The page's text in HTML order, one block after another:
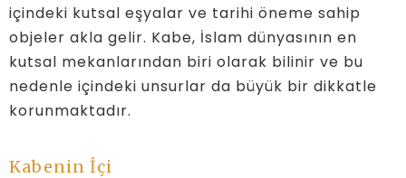
içindeki kutsal eşyalar ve tarihi öneme sahip
objeler akla gelir. Kabe, İslam dünyasının en
kutsal mekanlarından biri olarak bilinir ve bu
nedenle içindeki unsurlar da büyük bir dikkatle
korunmaktadır.
Kabenin İçi